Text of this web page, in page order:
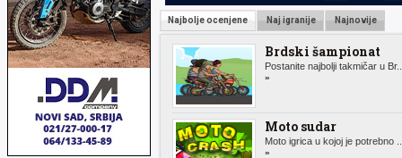
Najbolje ocenjene Naj igranije Najnovije
Brdski šampionat
Postanite najbolji takmičar u
»
Moto sudar
Moto igrica u kojoj je potrebno
»